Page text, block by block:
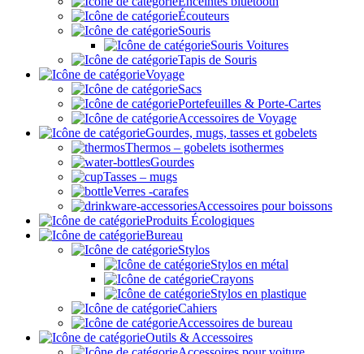
Écouteurs
Souris
Souris Voitures
Tapis de Souris
Voyage
Sacs
Portefeuilles & Porte-Cartes
Accessoires de Voyage
Gourdes, mugs, tasses et gobelets
Thermos – gobelets isothermes
Gourdes
Tasses – mugs
Verres -carafes
Accessoires pour boissons
Produits Écologiques
Bureau
Stylos
Stylos en métal
Crayons
Stylos en plastique
Cahiers
Accessoires de bureau
Outils & Accessoires